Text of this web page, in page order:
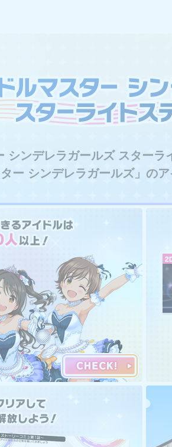
シンデレラガールズ スター
ター シンデレラガールズ」の
伴い更新を終了いたします。
イベントコミュをもって更新を終了いたしま
のエクストラコミュをもって更新を終了いた
更新終了するコンテンツ
点をもって更新を終了いたします。
イス追加
変更に関して